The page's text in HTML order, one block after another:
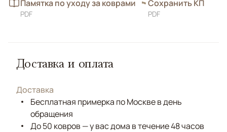
Памятка по уходу за коврами
PDF
Сохранить КП
PDF
Доставка и оплата
Доставка
Бесплатная примерка по Москве в день
обращения
До 50 ковров — у вас дома в течение 48 часов